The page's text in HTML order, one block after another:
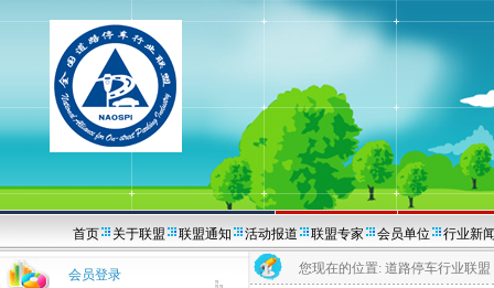
首页 关于联盟 联盟通知 活动报道 联盟专家 会员单位 行业新
会员登录 您现在的位置: 道路停车行业联盟